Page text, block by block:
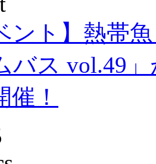
ント】熱帯
バス vol.49
催！